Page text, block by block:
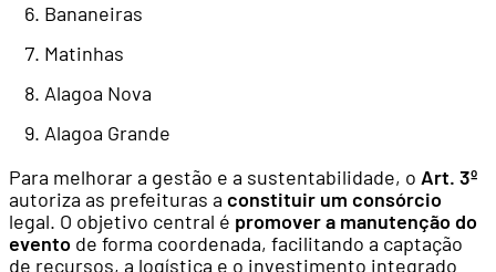
Bananeiras
Matinhas
Alagoa Nova
Alagoa Grande
Para melhorar a gestão e a sustentabilidade, o Art. 3º
autoriza as prefeituras a constituir um consórcio
legal. O objetivo central é promover a manutenção do
evento de forma coordenada, facilitando a captação
de recursos, a logística e o investimento integrado